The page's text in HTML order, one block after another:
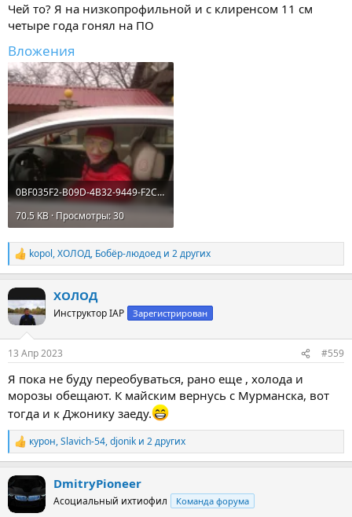
Чей то? Я на низкопрофильной и с клиренсом 11 см
четыре года гонял на ПО
Вложения
0BF035F2-B09D-4B32-9449-F2CA59D48FC7.webp
70.5 KB · Просмотры: 30
Р
е
ц
и
kopol,ХОЛОД, Бобёр-людоед и 2 других
ХОЛОД
Инструктор IAP Зарегистрирован
13 Апр 2023 #559
Я пока не буду переобуваться, рано еще , холода и
морозы обещают. К майским вернусь с Мурманска, вот
тогда и к Джонику заеду.
Р
е
к
ц
и
курон,Slavich-54,djonik и 2 других
DmitryPioneer
Асоциальный ихтиофил Команда форума